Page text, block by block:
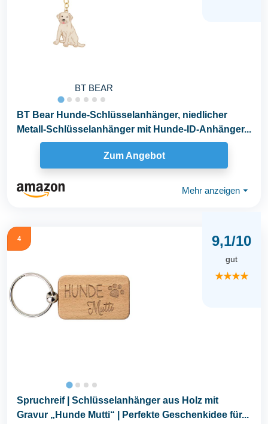
BT BEAR
BT Bear Hunde-Schlüsselanhänger, niedlicher
Metall-Schlüsselanhänger mit Hunde-ID-Anhänger...
Zum Angebot
Mehr anzeigen ⏷
4 9,1/10
gut
★★★★
Spruchreif | Schlüsselanhänger aus Holz mit
Gravur „Hunde Mutti“ | Perfekte Geschenkidee für...